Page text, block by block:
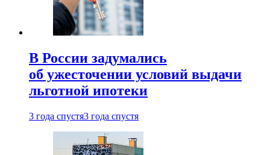
В России задумались
об ужесточении условий выдачи
льготной ипотеки
3 года спустя3 года спустя